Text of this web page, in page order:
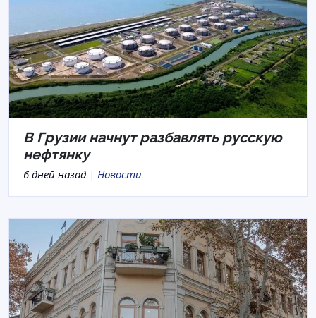
В Грузии начнут разбавлять русскую
нефтянку
6 дней назад | Новости